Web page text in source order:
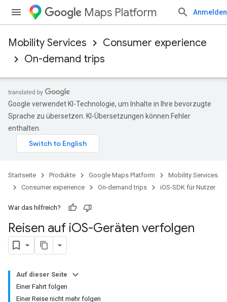
Maps Platform Anmelden
Mobility Services
Consumer experience
On-demand trips
Google verwendet KI-Technologie, um Inhalte in Ihre bevorzugte
Sprache zu übersetzen. KI-Übersetzungen können Fehler
enthalten.
Startseite Produkte Google Maps Platform
Mobility Services
Consumer experience
On-demand trips iOS-SDK für Nutzer
War das hilfreich?
Reisen auf iOS-Geräten verfolgen
Auf dieser Seite
Einer Fahrt folgen
Einer Reise nicht mehr folgen